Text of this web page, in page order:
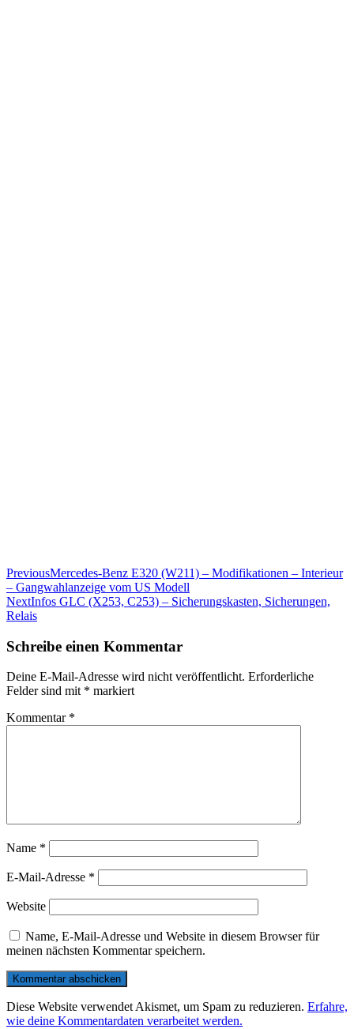
Beitragsnavigation
PreviousMercedes-Benz E320 (W211) – Modifikationen – Interieur
– Gangwahlanzeige vom US Modell
NextInfos GLC (X253, C253) – Sicherungskasten, Sicherungen,
Relais
Schreibe einen Kommentar
Deine E-Mail-Adresse wird nicht veröffentlicht. Erforderliche
Felder sind mit * markiert
Kommentar *
Name *
E-Mail-Adresse *
Website
Name, E-Mail-Adresse und Website in diesem Browser für
meinen nächsten Kommentar speichern.
Diese Website verwendet Akismet, um Spam zu reduzieren. Erfahre,
wie deine Kommentardaten verarbeitet werden.